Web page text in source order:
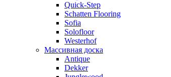
Quick-Step
Schatten Flooring
Sofia
Solofloor
Westerhof
Массивная доска
Antique
Dekker